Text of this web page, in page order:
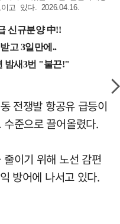
고 있다. 2026.04.16.
전쟁발 항공유 급등이
준으로 끌어올렸다.
이기 위해 노선 감편
방어에 나서고 있다.